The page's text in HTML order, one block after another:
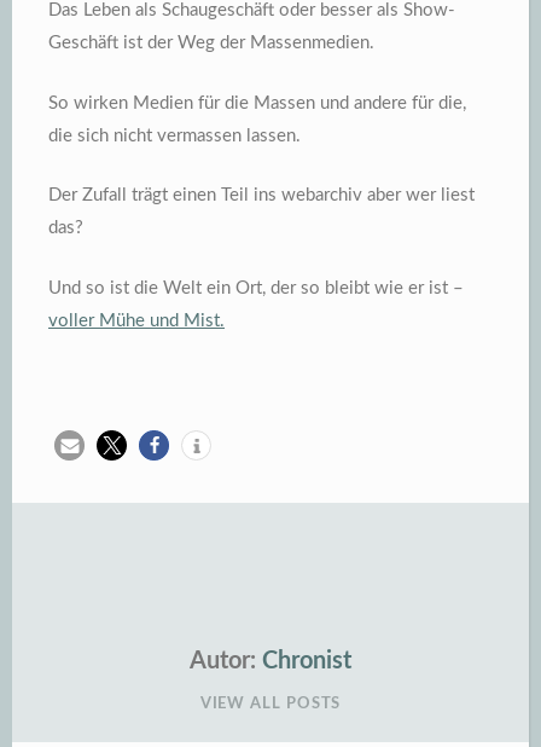
Das Leben als Schaugeschäft oder besser als Show-
Geschäft ist der Weg der Massenmedien.
So wirken Medien für die Massen und andere für die,
die sich nicht vermassen lassen.
Der Zufall trägt einen Teil ins webarchiv aber wer liest
das?
Und so ist die Welt ein Ort, der so bleibt wie er ist –
voller Mühe und Mist.
Autor: Chronist
VIEW ALL POSTS